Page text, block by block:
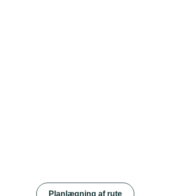
Planlægning af rute